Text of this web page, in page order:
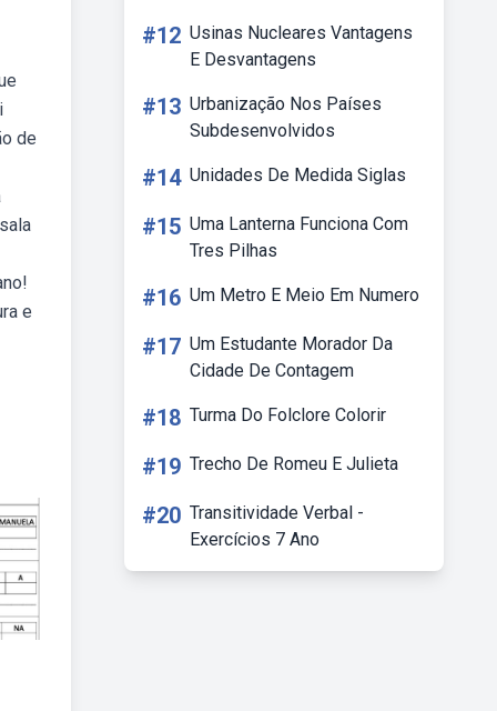
de
e
#12 Usinas Nucleares Vantagens
E Desvantagens
#13 Urbanização Nos Países
Subdesenvolvidos
#14 Unidades De Medida Siglas
#15 Uma Lanterna Funciona Com
Tres Pilhas
#16 Um Metro E Meio Em Numero
#17 Um Estudante Morador Da
Cidade De Contagem
#18 Turma Do Folclore Colorir
#19 Trecho De Romeu E Julieta
#20 Transitividade Verbal -
Exercícios 7 Ano